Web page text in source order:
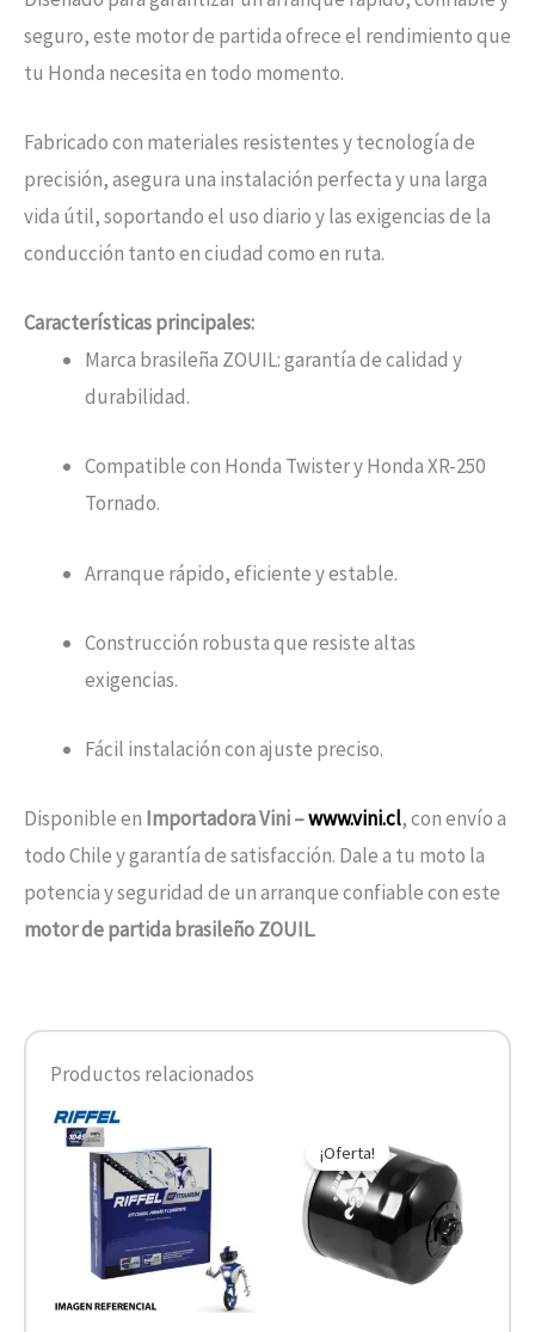
seguro, este motor de partida ofrece el rendimiento que
tu Honda necesita en todo momento.
Fabricado con materiales resistentes y tecnología de
precisión, asegura una instalación perfecta y una larga
vida útil, soportando el uso diario y las exigencias de la
conducción tanto en ciudad como en ruta.
Características principales:
Marca brasileña ZOUIL: garantía de calidad y
durabilidad.
Compatible con Honda Twister y Honda XR-250
Tornado.
Arranque rápido, eficiente y estable.
Construcción robusta que resiste altas
exigencias.
Fácil instalación con ajuste preciso.
Disponible en Importadora Vini –www.vini.cl, con envío a
todo Chile y garantía de satisfacción. Dale a tu moto la
potencia y seguridad de un arranque confiable con este
motor de partida brasileño ZOUIL.
Productos relacionados
¡Oferta!
precio
original
era:
$10.890.
actual
es:
$5.445.